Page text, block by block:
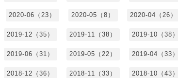
2020-06（23） 2020-05（8） 2020-04（26）
2019-12（35） 2019-11（38） 2019-10（38）
2019-06（31） 2019-05（22） 2019-04（33）
2018-12（36） 2018-11（33） 2018-10（43）